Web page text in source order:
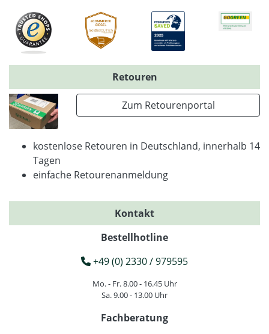
Retouren
Zum Retourenportal
kostenlose Retouren in Deutschland, innerhalb 14
Tagen
einfache Retourenanmeldung
Kontakt
Bestellhotline
+49 (0) 2330 / 979595
Mo. - Fr. 8.00 - 16.45 Uhr
Sa. 9.00 - 13.00 Uhr
Fachberatung